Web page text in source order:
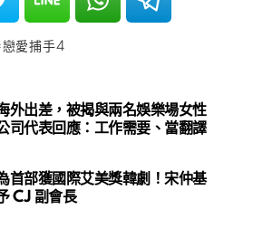
戀愛捕手4
外出差，被揭與兩名娛樂場女性
司代表回應：工作需要、當翻譯
首部獲國際艾美獎韓劇！宋仲基
CJ 副會長